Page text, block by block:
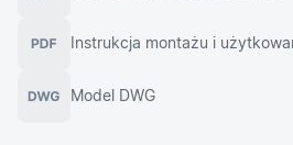
Instrukcja montażu i
Model DWG